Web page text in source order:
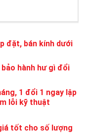
đặt, bán kính dưới
hành hư gì đổi
1 đổi 1 ngay lập
lỗi kỹ thuật
tốt cho số lượng